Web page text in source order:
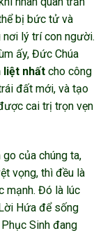
bị bức tử và
lý trí con người.
ấy, Đức Chúa
liệt nhất cho công
đất mới, và tạo
cai trị trọn vẹn
của chúng ta,
vọng, thì đều là
mạnh. Đó là lúc
Hứa để sống
Sinh đang